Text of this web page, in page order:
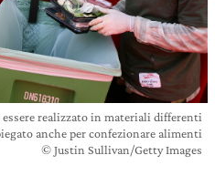
realizzato in materiali differenti
anche per confezionare alimenti
© Justin Sullivan/Getty Images